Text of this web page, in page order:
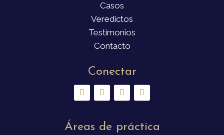
Casos
Veredictos
Testimonios
Contacto
Conectar
Áreas de práctica